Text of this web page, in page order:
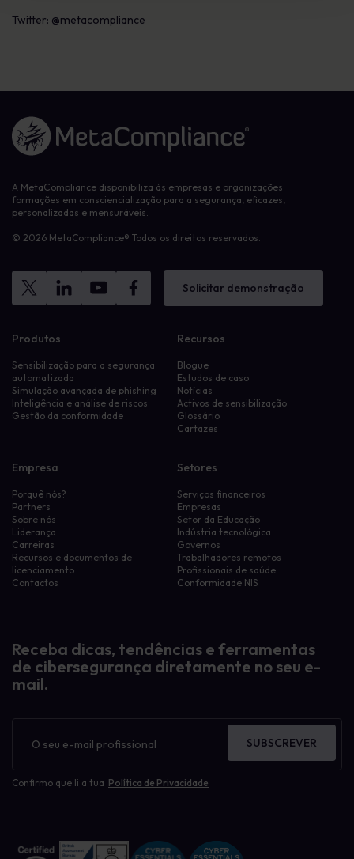
Twitter: @metacompliance
Ligação à página inicial
A MetaCompliance disponibiliza às empresas e organizações
formações em consciencialização para a segurança, eficazes,
personalizadas e mensuráveis.
© 2026 MetaCompliance® Todos os direitos reservados.
Solicitar demonstração
Produtos
Sensibilização para a segurança
automatizada
Simulação avançada de phishing
Inteligência e análise de riscos
Gestão da conformidade
Recursos
Blogue
Estudos de caso
Notícias
Activos de sensibilização
Glossário
Cartazes
Empresa
Porquê nós?
Partners
Sobre nós
Liderança
Carreiras
Recursos e documentos de
licenciamento
Contactos
Setores
Serviços financeiros
Empresas
Setor da Educação
Indústria tecnológica
Governos
Trabalhadores remotos
Profissionais de saúde
Conformidade NIS
Receba dicas, tendências e ferramentas
de cibersegurança diretamente no seu e-
mail.
informativo
Confirmo que li a tua Política de Privacidade
SUBSCREVER